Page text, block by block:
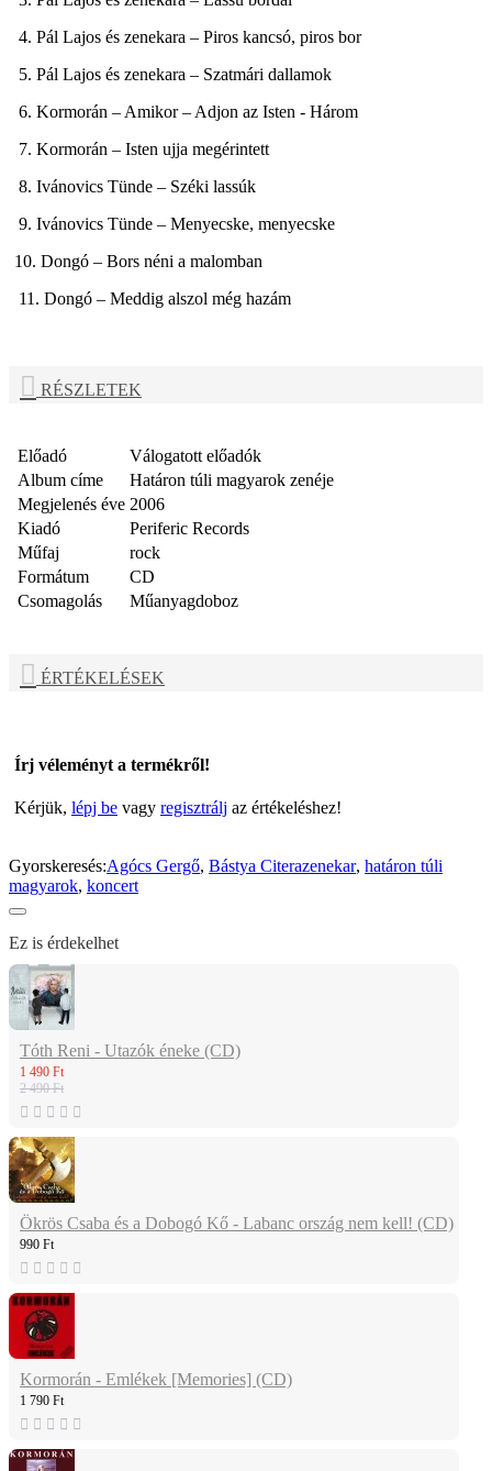
4. Pál Lajos és zenekara – Piros kancsó, piros bor
5. Pál Lajos és zenekara – Szatmári dallamok
6. Kormorán – Amikor – Adjon az Isten - Három
7. Kormorán – Isten ujja megérintett
8. Ivánovics Tünde – Széki lassúk
9. Ivánovics Tünde – Menyecske, menyecske
10. Dongó – Bors néni a malomban
11. Dongó – Meddig alszol még hazám
RÉSZLETEK
Előadó
Válogatott előadók
Album címe
Határon túli magyarok zenéje
Megjelenés éve 2006
Kiadó
Periferic Records
Műfaj
rock
Formátum
CD
Csomagolás
Műanyagdoboz
ÉRTÉKELÉSEK
Írj véleményt a termékről!
Kérjük, lépj be vagy regisztrálj az értékeléshez!
Gyorskeresés:Agócs Gergő, Bástya Citerazenekar, határon túli
magyarok, koncert
Ez is érdekelhet
Tóth Reni - Utazók éneke (CD)
1 490 Ft
2 490 Ft
Ökrös Csaba és a Dobogó Kő - Labanc ország nem kell! (CD)
990 Ft
Kormorán - Emlékek [Memories] (CD)
1 790 Ft